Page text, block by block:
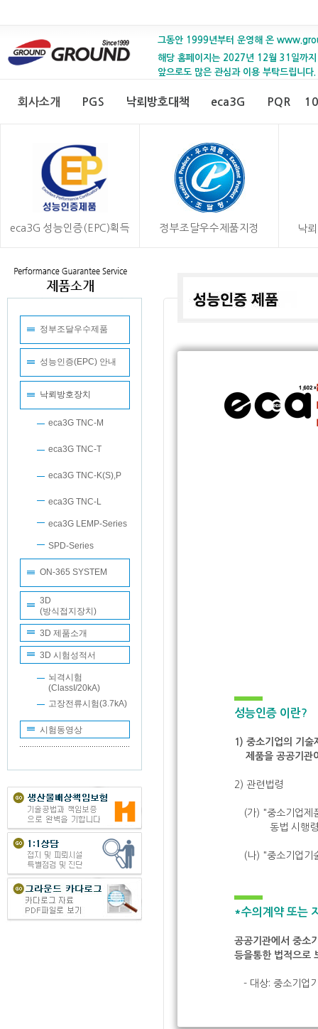
그동안 1999년부터 운영해 온
해당 홈페이지는 2027년 12월 31일까
앞으로도 많은 관심과 이용 부탁드립니다.
회사소개 PGS 낙뢰방호대책 eca3G PQR
eca3G 성능인증(EPC)획득 정부조달우수제품지정 낙
정부조달우수제품
성능인증(EPC) 안내
낙뢰방호장치
eca3G TNC-M
eca3G TNC-T
eca3G TNC-K(S),P
eca3G TNC-L
eca3G LEMP-Series
SPD-Series
ON-365 SYSTEM
3D
(방식접지장치)
3D 제품소개
3D 시험성적서
뇌격시험
(ClassI/20kA)
고장전류시험(3.7kA)
시험동영상
성능인증 이란?
1) 중소기업의 기술
제품을 공공기관
2) 관련법령
(가) "중소기업제
동법 시행
(나) "중소기업기
*수의계약 또는
공공기관에서 중소
등을통한 법적으로
- 대상: 중소기업